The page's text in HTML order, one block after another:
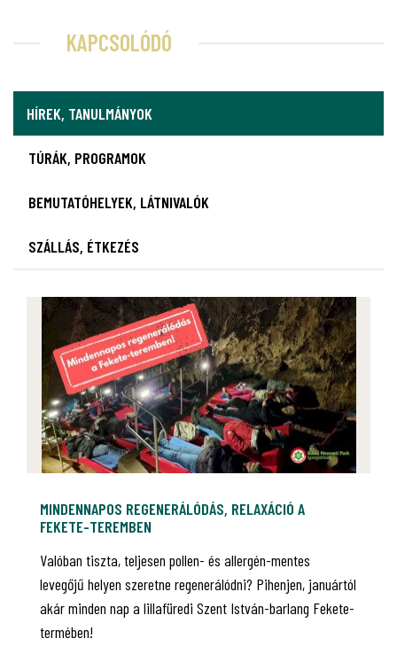
KAPCSOLÓDÓ
HÍREK, TANULMÁNYOK
TÚRÁK, PROGRAMOK
BEMUTATÓHELYEK, LÁTNIVALÓK
SZÁLLÁS, ÉTKEZÉS
MINDENNAPOS REGENERÁLÓDÁS, RELAXÁCIÓ A
FEKETE-TEREMBEN
Valóban tiszta, teljesen pollen- és allergén-mentes
levegőjű helyen szeretne regenerálódni? Pihenjen, januártól
akár minden nap a lillafüredi Szent István-barlang Fekete-
termében!